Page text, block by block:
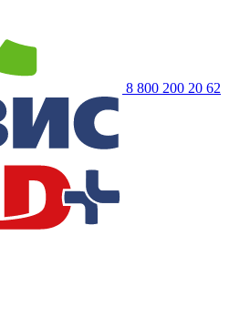
8 800 200 20 62